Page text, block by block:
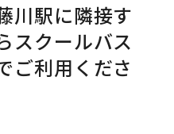
川駅に隣接す
スクールバス
ご利用くださ